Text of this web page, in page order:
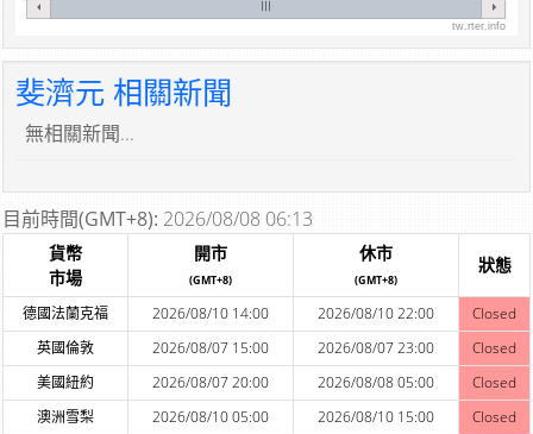
tw.rter.info
斐濟元 相關新聞
無相關新聞...
目前時間(GMT+8): 2026/08/08 06:13
貨幣
市場
開市
(GMT+8)
休市
(GMT+8)
狀態
德國法蘭克福 2026/08/10 14:00 2026/08/10 22:00
Closed
英國倫敦
2026/08/07 15:00 2026/08/07 23:00
Closed
美國紐約
2026/08/07 20:00 2026/08/08 05:00
Closed
澳洲雪梨
2026/08/10 05:00 2026/08/10 15:00
Closed